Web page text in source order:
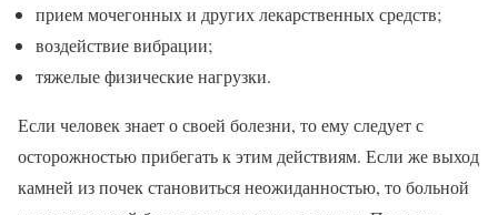
прием мочегонных и других лекарственных средств;
воздействие вибрации;
тяжелые физические нагрузки.
Если человек знает о своей болезни, то ему следует с
осторожностью прибегать к этим действиям. Если же выход
камней из почек становиться неожиданностью, то больной